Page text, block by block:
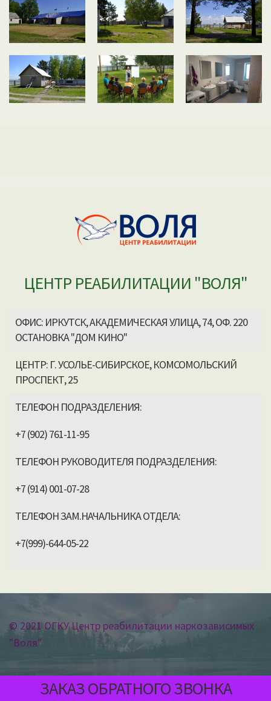
ЦЕНТР РЕАБИЛИТАЦИИ "ВОЛЯ"
ОФИС: ИРКУТСК, АКАДЕМИЧЕСКАЯ УЛИЦА, 74, ОФ. 220
ОСТАНОВКА "ДОМ КИНО"
ЦЕНТР: Г. УСОЛЬЕ-СИБИРСКОЕ, КОМСОМОЛЬСКИЙ
ПРОСПЕКТ, 25
ТЕЛЕФОН ПОДРАЗДЕЛЕНИЯ:
+7 (902) 761-11-95
ТЕЛЕФОН РУКОВОДИТЕЛЯ ПОДРАЗДЕЛЕНИЯ:
+7 (914) 001-07-28
ТЕЛЕФОН ЗАМ.НАЧАЛЬНИКА ОТДЕЛА:
+7(999)-644-05-22
© 2021 ОГКУ Центр реабилитации наркозависимых
"Воля"
ЗАКАЗ ОБРАТНОГО ЗВОНКА